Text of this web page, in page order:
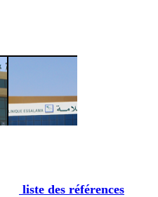
liste des références